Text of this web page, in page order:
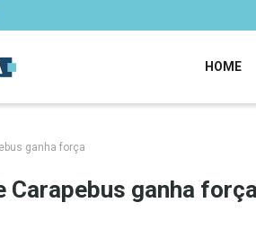
HOME
ganha força
Carapebus ganha força